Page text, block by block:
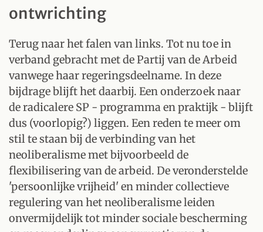
ontwrichting
Terug naar het falen van links. Tot nu toe in
verband gebracht met de Partij van de Arbeid
vanwege haar regeringsdeelname. In deze
bijdrage blijft het daarbij. Een onderzoek naar
de radicalere SP - programma en praktijk - blijft
dus (voorlopig?) liggen. Een reden te meer om
stil te staan bij de verbinding van het
neoliberalisme met bijvoorbeeld de
flexibilisering van de arbeid. De veronderstelde
'persoonlijke vrijheid' en minder collectieve
regulering van het neoliberalisme leiden
onvermijdelijk tot minder sociale bescherming